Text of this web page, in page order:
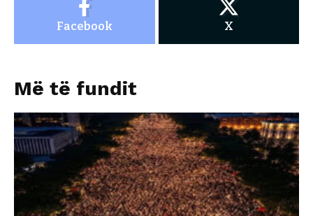
Facebook X
Më të fundit